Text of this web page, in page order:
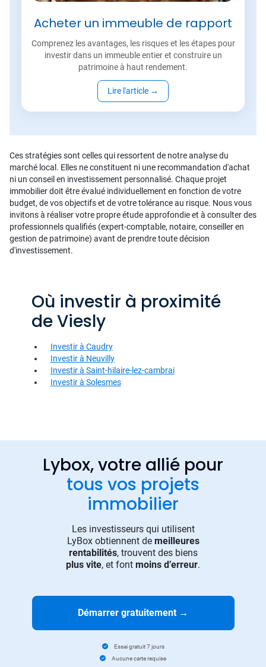
Acheter un immeuble de rapport
Comprenez les avantages, les risques et les étapes pour
investir dans un immeuble entier et construire un
patrimoine à haut rendement.
Lire l'article →
Ces stratégies sont celles qui ressortent de notre analyse du
marché local. Elles ne constituent ni une recommandation d'achat
ni un conseil en investissement personnalisé. Chaque projet
immobilier doit être évalué individuellement en fonction de votre
budget, de vos objectifs et de votre tolérance au risque. Nous vous
invitons à réaliser votre propre étude approfondie et à consulter des
professionnels qualifiés (expert-comptable, notaire, conseiller en
gestion de patrimoine) avant de prendre toute décision
d'investissement.
Où investir à proximité
de Viesly
Investir à Caudry
Investir à Neuvilly
Investir à Saint-hilaire-lez-cambrai
Investir à Solesmes
Lybox, votre allié pour
tous vos projets
immobilier
Les investisseurs qui utilisent
LyBox obtiennent de meilleures
rentabilités, trouvent des biens
plus vite, et font moins d’erreur.
Démarrer gratuitement →
Essai gratuit 7 jours
Aucune carte requise